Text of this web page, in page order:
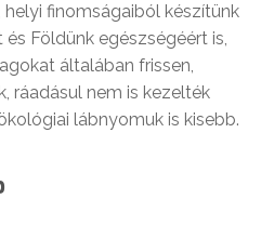
finomságaiból készítünk
Földünk egészségéért is,
általában frissen,
ráadásul nem is kezelték
lábnyomuk is kisebb.